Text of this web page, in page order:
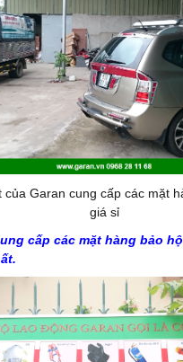
Garan cung cấp các mặt
giá sỉ
cấp các mặt hàng bảo